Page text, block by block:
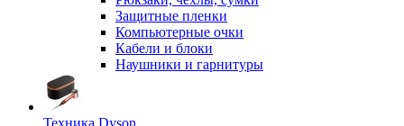
Защитные пленки
Компьютерные очки
Кабели и блоки
Наушники и гарнитуры
Техника Dyson